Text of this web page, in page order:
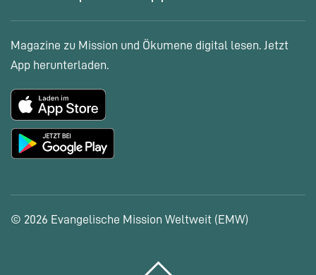
Magazine zu Mission und Ökumene digital lesen. Jetzt
App herunterladen.
© 2026 Evangelische Mission Weltweit (EMW)